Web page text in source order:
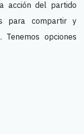
acción del partido
para compartir y
opciones